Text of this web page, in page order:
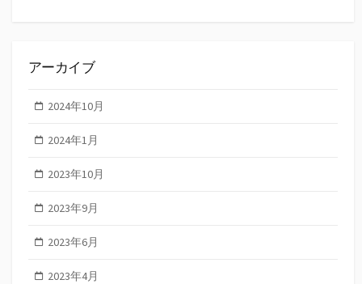
アーカイブ
2024年10月
2024年1月
2023年10月
2023年9月
2023年6月
2023年4月